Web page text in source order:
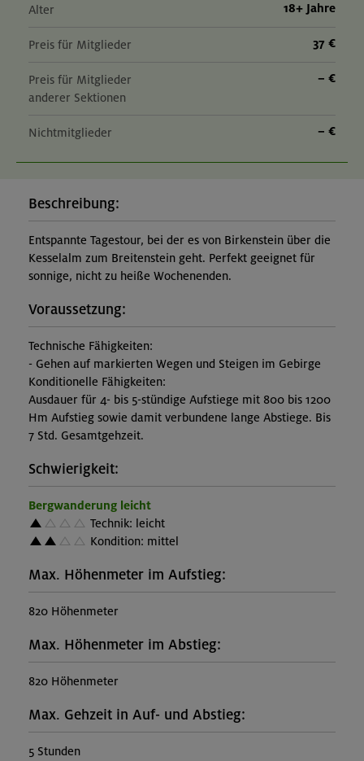
Alter 18+ Jahre
Preis für Mitglieder 37 €
Preis für Mitglieder
anderer Sektionen
– €
Nichtmitglieder – €
Beschreibung:
Entspannte Tagestour, bei der es von Birkenstein über die
Kesselalm zum Breitenstein geht. Perfekt geeignet für
sonnige, nicht zu heiße Wochenenden.
Voraussetzung:
Technische Fähigkeiten:
- Gehen auf markierten Wegen und Steigen im Gebirge
Konditionelle Fähigkeiten:
Ausdauer für 4- bis 5-stündige Aufstiege mit 800 bis 1200
Hm Aufstieg sowie damit verbundene lange Abstiege. Bis
7 Std. Gesamtgehzeit.
Schwierigkeit:
Bergwanderung leicht
Technik: leicht
Kondition: mittel
Max. Höhenmeter im Aufstieg:
820 Höhenmeter
Max. Höhenmeter im Abstieg:
820 Höhenmeter
Max. Gehzeit in Auf- und Abstieg:
5 Stunden